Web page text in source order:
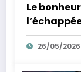
Le
des
26/05/2026